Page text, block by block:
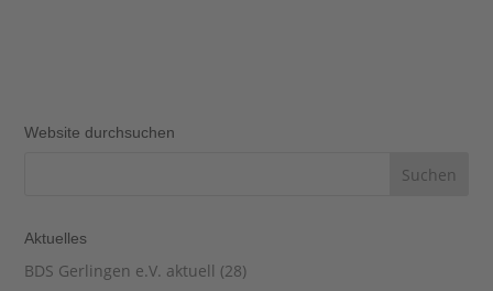
Website durchsuchen
Aktuelles
BDS Gerlingen e.V. aktuell (28)